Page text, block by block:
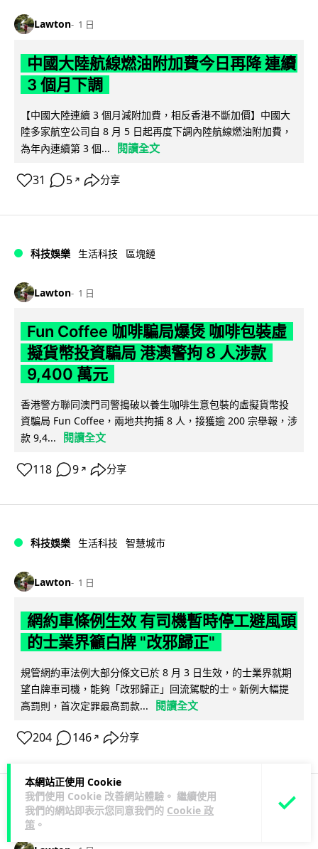
本網站正使用 Cookie
我們使用 Cookie 改善網站體驗。 繼續使用
我們的網站即表示您同意我們的 Cookie 政
策 。
Lawton 1 日
中國大陸航線燃油附加費今日再降 連續
3 個月下調
【中國大陸連續 3 個月減附加費，相反香港不斷加價】中國大
陸多家航空公司自 8 月 5 日起再度下調內陸航線燃油附加費，
為年內連續第 3 個...
閱讀全文
31 5 ↗ 分享
科技娛樂 生活科技 區塊鏈
Lawton 1 日
Fun Coffee 咖啡騙局爆煲 咖啡包裝虛
擬貨幣投資騙局 港澳警拘 8 人涉款
9,400 萬元
香港警方聯同澳門司警搗破以養生咖啡生意包裝的虛擬貨幣投
資騙局 Fun Coffee，兩地共拘捕 8 人，接獲逾 200 宗舉報，涉
款 9,4...
閱讀全文
118 9 ↗ 分享
科技娛樂 生活科技 智慧城市
Lawton 1 日
網約車條例生效 有司機暫時停工避風頭
的士業界籲白牌 "改邪歸正"
規管網約車法例大部分條文已於 8 月 3 日生效，的士業界就期
望白牌車司機，能夠「改邪歸正」回流駕駛的士。新例大幅提
高罰則，首次定罪最高罰款...
閱讀全文
204 146 ↗ 分享
人工智能